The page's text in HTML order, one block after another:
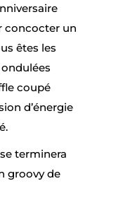
concocter un
êtes les
coupé
d’énergie
terminera
groovy de